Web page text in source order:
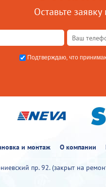
Оставьте
Подтверждаю, что
и монтаж О компании
пр. 92. (закрыт на